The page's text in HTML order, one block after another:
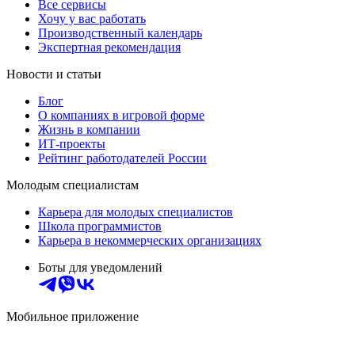
Все сервисы
Хочу у вас работать
Производственный календарь
Экспертная рекомендация
Новости и статьи
Блог
О компаниях в игровой форме
Жизнь в компании
ИТ-проекты
Рейтинг работодателей России
Молодым специалистам
Карьера для молодых специалистов
Школа программистов
Карьера в некоммерческих организациях
Боты для уведомлений
Мобильное приложение